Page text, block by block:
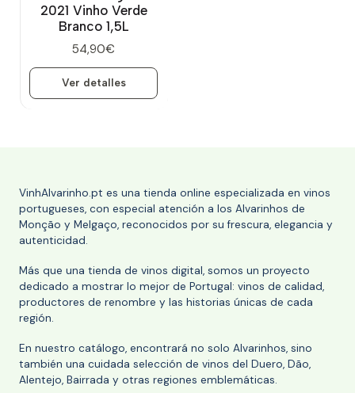
2021 Vinho Verde
Branco 1,5L
54,90€
Ver detalles
VinhAlvarinho.pt es una tienda online especializada en vinos
portugueses, con especial atención a los Alvarinhos de
Monção y Melgaço, reconocidos por su frescura, elegancia y
autenticidad.
Más que una tienda de vinos digital, somos un proyecto
dedicado a mostrar lo mejor de Portugal: vinos de calidad,
productores de renombre y las historias únicas de cada
región.
En nuestro catálogo, encontrará no solo Alvarinhos, sino
también una cuidada selección de vinos del Duero, Dão,
Alentejo, Bairrada y otras regiones emblemáticas.